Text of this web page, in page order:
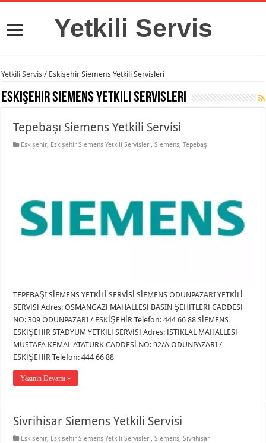
Yetkili Servis
Yetkili Servis / Eskişehir Siemens Yetkili Servisleri
Eskişehir Siemens Yetkili Servisleri
Tepebaşı Siemens Yetkili Servisi
Eskişehir, Eskişehir Siemens Yetkili Servisleri,Siemens,Tepebaşı
TEPEBAŞI SİEMENS YETKİLİ SERVİSİ SİEMENS ODUNPAZARI YETKİLİ
SERVİSİ Adres: OSMANGAZİ MAHALLESİ BASIN ŞEHİTLERİ CADDESİ
NO: 309 ODUNPAZARI / ESKİŞEHİR Telefon: 444 66 88 SİEMENS
ESKİŞEHİR STADYUM YETKİLİ SERVİSİ Adres: İSTİKLAL MAHALLESİ
MUSTAFA KEMAL ATATÜRK CADDESİ NO: 92/A ODUNPAZARI /
ESKİŞEHİR Telefon: 444 66 88
Yazının Devamı »
Sivrihisar Siemens Yetkili Servisi
Eskişehir, Eskişehir Siemens Yetkili Servisleri,Siemens,Sivrihisar